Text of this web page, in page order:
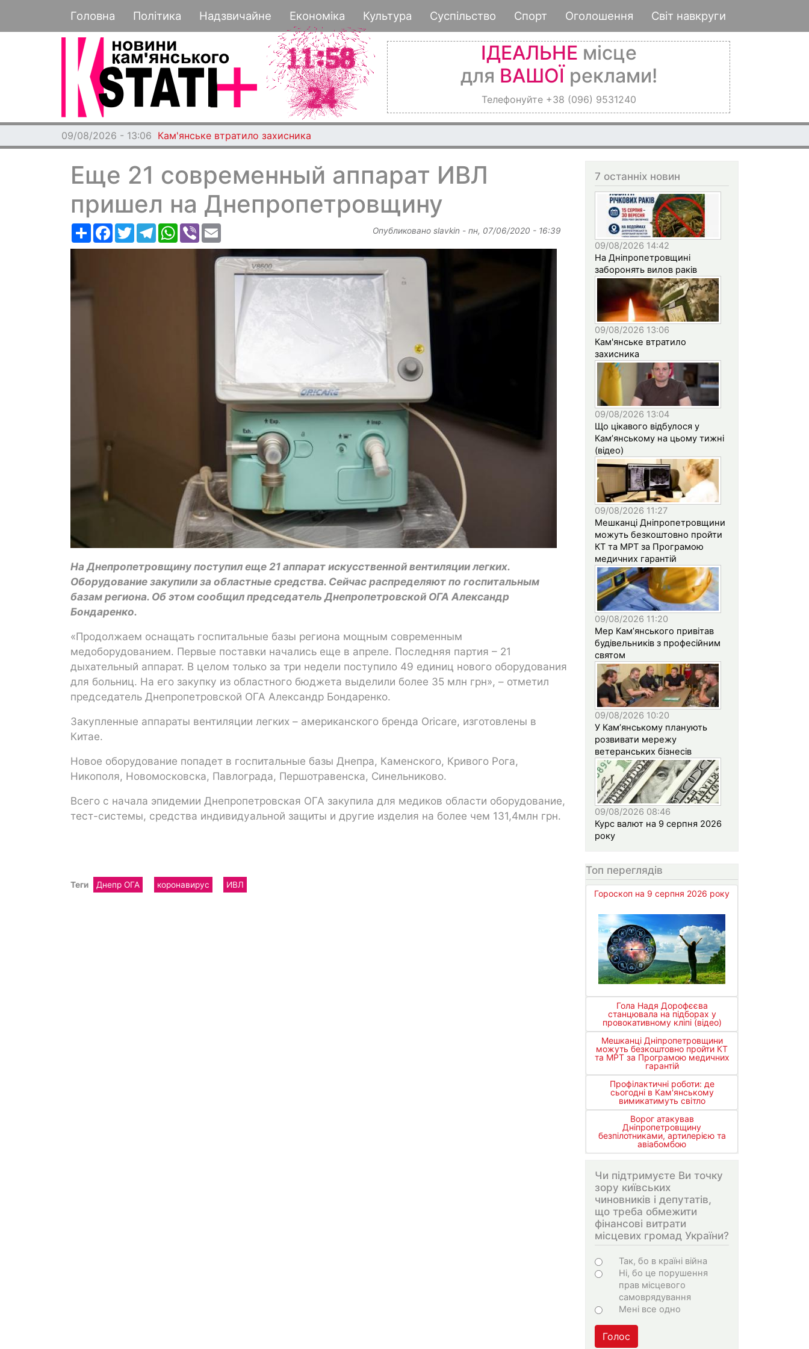
к
основному
Основная навигация
Головна Політика Надзвичайне Економіка Культура Суспільство Спорт Оголошення Світ навкруги
ІДЕАЛЬНЕ місце
для ВАШОЇ реклами!
Телефонуйте +38 (096) 9531240
09/08/2026 - 13:06 Кам'янське втратило захисника
Еще 21 современный аппарат ИВЛ
пришел на Днепропетровщину
РесурсFacebook
TwitterTelegramWhatsApp
Viber Опубликовано slavkin - пн, 07/06/2020 - 16:39
На Днепропетровщину поступил еще 21 аппарат искусственной вентиляции легких.
Оборудование закупили за областные средства. Сейчас распределяют по госпитальным
базам региона. Об этом сообщил председатель Днепропетровской ОГА Александр
Бондаренко.
«Продолжаем оснащать госпитальные базы региона мощным современным
медоборудованием. Первые поставки начались еще в апреле. Последняя партия – 21
дыхательный аппарат. В целом только за три недели поступило 49 единиц нового оборудования
для больниц. На его закупку из областного бюджета выделили более 35 млн грн», – отметил
председатель Днепропетровской ОГА Александр Бондаренко.
Закупленные аппараты вентиляции легких – американского бренда Oricare, изготовлены в
Китае.
Новое оборудование попадет в госпитальные базы Днепра, Каменского, Кривого Рога,
Никополя, Новомосковска, Павлограда, Першотравенска, Синельниково.
Всего с начала эпидемии Днепропетровская ОГА закупила для медиков области оборудование,
тест-системы, средства индивидуальной защиты и другие изделия на более чем 131,4млн грн.
Теги Днепр ОГА коронавирус ИВЛ
7 останніх новин
09/08/2026 14:42
На Дніпропетровщині
заборонять вилов раків
09/08/2026 13:06
Кам'янське втратило
захисника
09/08/2026 13:04
Що цікавого відбулося у
Кам’янському на цьому тижні
(відео)
09/08/2026 11:27
Мешканці Дніпропетровщини
можуть безкоштовно пройти
КТ та МРТ за Програмою
медичних гарантій
09/08/2026 11:20
Мер Кам’янського привітав
будівельників з професійним
святом
09/08/2026 10:20
У Кам’янському планують
розвивати мережу
ветеранських бізнесів
09/08/2026 08:46
Курс валют на 9 серпня 2026
року
Топ переглядів
Гороскоп на 9 серпня 2026 року
Гола Надя Дорофєєва
станцювала на підборах у
провокативному кліпі (відео)
Мешканці Дніпропетровщини
можуть безкоштовно пройти КТ
та МРТ за Програмою медичних
гарантій
Профілактичні роботи: де
сьогодні в Кам'янському
вимикатимуть світло
Ворог атакував
Дніпропетровщину
безпілотниками, артилерією та
авіабомбою
Чи підтримуєте Ви точку
зору київських
чиновників і депутатів,
що треба обмежити
фінансові витрати
місцевих громад України?
Choices
Так, бо в країні війна
Ні, бо це порушення
прав місцевого
самоврядування
Мені все одно
Голос